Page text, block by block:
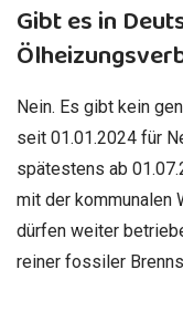
Gibt es in
Nein. Es gibt kein
seit 01.01.2024 für
spätestens ab
mit der kommunalen
dürfen weiter
reiner fossiler